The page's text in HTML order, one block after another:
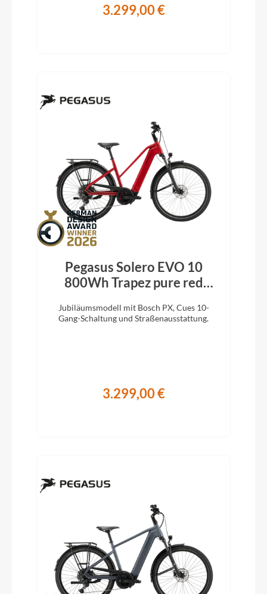
3.299,00 €
Pegasus Solero EVO 10
800Wh Trapez pure red
Jubiläumsmodell mit Bosch PX, Cues 10-
Gang-Schaltung und Straßenausstattung.
3.299,00 €